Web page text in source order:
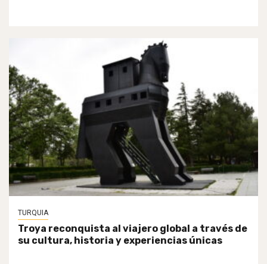
TURQUIA
Troya reconquista al viajero global a través de
su cultura, historia y experiencias únicas